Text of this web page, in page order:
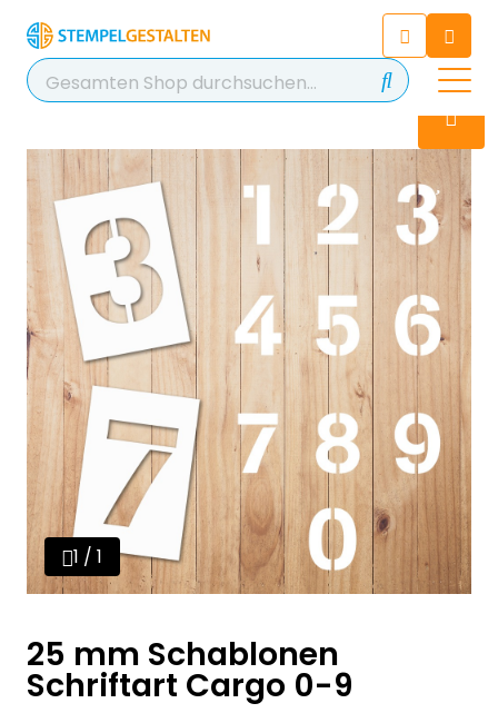
Chatten Sie 24/7 mit unserem
hilfreichen Chatbot
Kontakt
+49 2038 0480 403
1 / 1
25 mm Schablonen
Schriftart Cargo 0-9